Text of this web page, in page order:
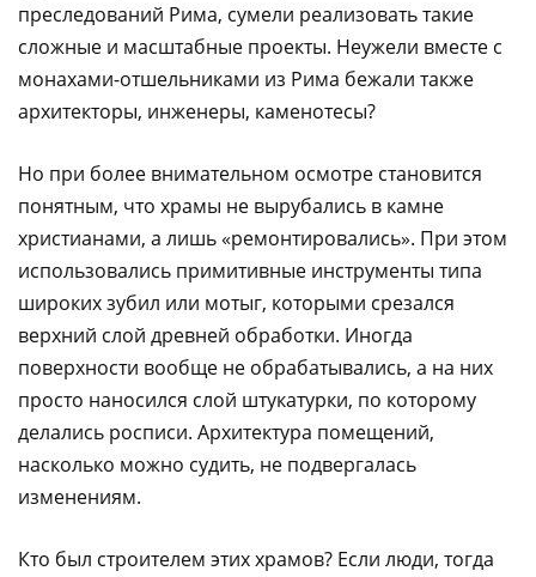
преследований Рима, сумели реализовать такие
сложные и масштабные проекты. Неужели вместе с
монахами-отшельниками из Рима бежали также
архитекторы, инженеры, каменотесы?
Но при более внимательном осмотре становится
понятным, что храмы не вырубались в камне
христианами, а лишь «ремонтировались». При этом
использовались примитивные инструменты типа
широких зубил или мотыг, которыми срезался
верхний слой древней обработки. Иногда
поверхности вообще не обрабатывались, а на них
просто наносился слой штукатурки, по которому
делались росписи. Архитектура помещений,
насколько можно судить, не подвергалась
изменениям.
Кто был строителем этих храмов? Если люди, тогда